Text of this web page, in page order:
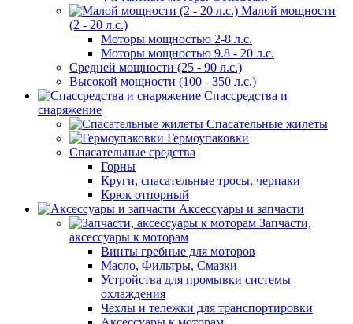
Малой мощности
(2 - 20 л.с.)
Моторы мощностью 2-8 л.с.
Моторы мощностью 9.8 - 20 л.с.
Средней мощности (25 - 90 л.с.)
Высокой мощности (100 - 350 л.с.)
Спассредства и
снаряжение
Спасательные жилеты
Гермоупаковки
Спасательные средства
Горны
Круги, спасательные тросы, черпаки
Крюк отпорный
Аксессуары и запчасти
Запчасти,
аксессуары к моторам
Винты гребные для моторов
Масло, Фильтры, Смазки
Устройства для промывки системы
охлаждения
Чехлы и тележки для транспортировки